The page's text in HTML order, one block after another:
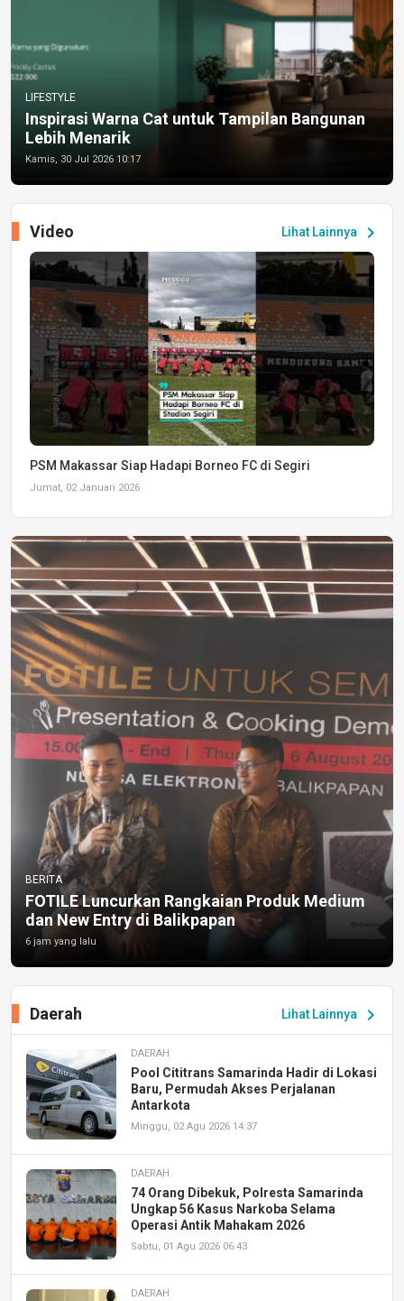
LIFESTYLE
Inspirasi Warna Cat untuk Tampilan Bangunan
Lebih Menarik
Kamis, 30 Jul 2026 10:17
Lihat Lainnya chevron_right
Video
PSM Makassar Siap Hadapi Borneo FC di Segiri
Jumat, 02 Januari 2026
BERITA
FOTILE Luncurkan Rangkaian Produk Medium
dan New Entry di Balikpapan
6 jam yang lalu
Lihat Lainnya chevron_right
Daerah
DAERAH
Pool Cititrans Samarinda Hadir di Lokasi
Baru, Permudah Akses Perjalanan
Antarkota
Minggu, 02 Agu 2026 14:37
DAERAH
74 Orang Dibekuk, Polresta Samarinda
Ungkap 56 Kasus Narkoba Selama
Operasi Antik Mahakam 2026
Sabtu, 01 Agu 2026 06:43
DAERAH